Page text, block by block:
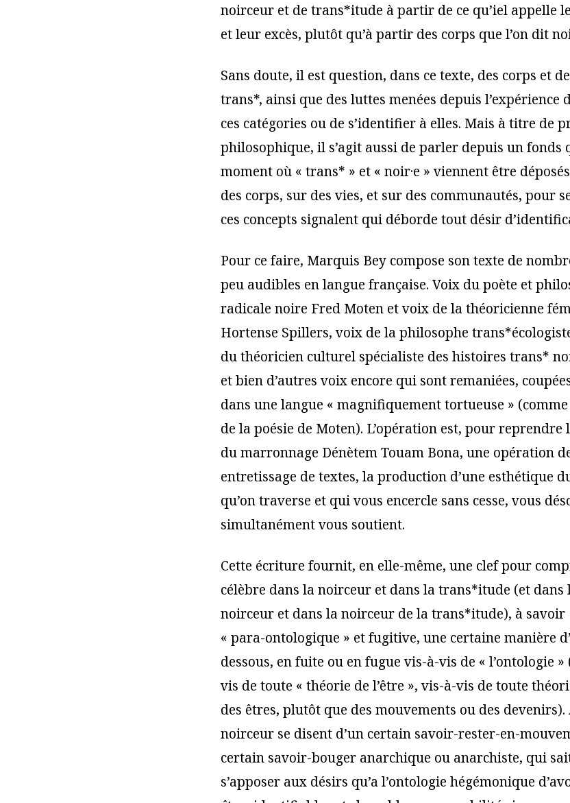
noirceur et de trans*itude à partir de ce qu’iel appelle
et leur excès, plutôt qu’à partir des corps que l’on dit
Sans doute, il est question, dans ce texte, des corps et
trans*, ainsi que des luttes menées depuis
ces catégories ou de s’identifier à elles. Mais à titre de
philosophique, il s’agit aussi de parler depuis un fonds
moment où « trans* » et « noir·e » viennent être
des corps, sur des vies, et sur des communautés, pour
ces concepts signalent qui déborde tout désir
Pour ce faire, Marquis Bey compose son texte de
peu audibles en langue française. Voix du poète et
radicale noire Fred Moten et voix de la théoricienne
Hortense Spillers, voix de la philosophe
du théoricien culturel spécialiste des histoires trans*
et bien d’autres voix encore qui sont remaniées,
dans une langue « magnifiquement tortueuse »
de la poésie de Moten). L’opération est, pour
du marronnage Dénètem Touam Bona, une opération
entretissage de textes, la production d’une esthétique
qu’on traverse et qui vous encercle sans cesse, vous
simultanément vous soutient.
Cette écriture fournit, en elle-même, une clef pour
célèbre dans la noirceur et dans la trans*itude (et
noirceur et dans la noirceur de la trans*itude), à savoir
« para-ontologique » et fugitive, une certaine manière
dessous, en fuite ou en fugue vis-à-vis de « l’ontologie »
vis de toute « théorie de l’être », vis-à-vis de toute
des êtres, plutôt que des mouvements ou des
noirceur se disent d’un certain savoir-rester-en-
certain savoir-bouger anarchique ou anarchiste, qui
s’apposer aux désirs qu’a l’ontologie hégémonique